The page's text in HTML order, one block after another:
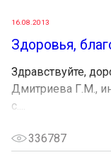
16.08.2013
Здоровья,
Здравствуйте,
Дмитриева Г.М.,
с....
336787